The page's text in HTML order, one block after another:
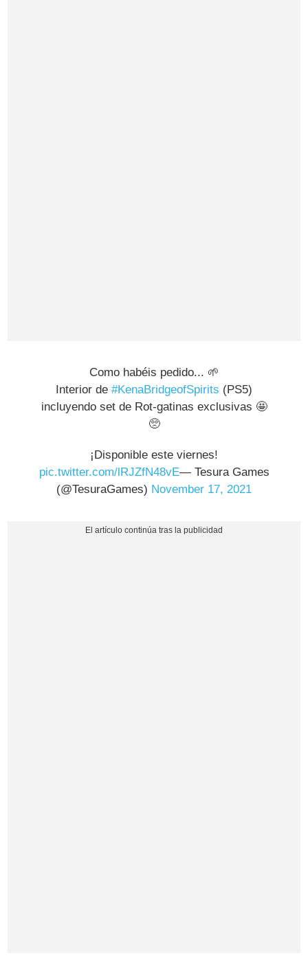
Como habéis pedido... 🌱
Interior de #KenaBridgeofSpirits (PS5)
incluyendo set de Rot-gatinas exclusivas 🤩
🥺
¡Disponible este viernes!
pic.twitter.com/lRJZfN48vE— Tesura Games
(@TesuraGames) November 17, 2021